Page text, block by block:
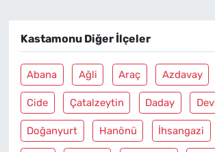
Kastamonu Diğer İlçeler
Abana Ağli Araç Azdavay
Cide Çatalzeytin Daday
Doğanyurt Hanönü İhsangazi